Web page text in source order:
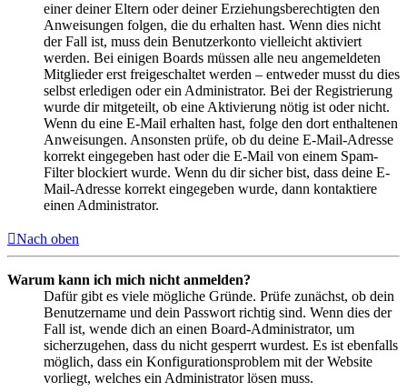
einer deiner Eltern oder deiner Erziehungsberechtigten den
Anweisungen folgen, die du erhalten hast. Wenn dies nicht
der Fall ist, muss dein Benutzerkonto vielleicht aktiviert
werden. Bei einigen Boards müssen alle neu angemeldeten
Mitglieder erst freigeschaltet werden – entweder musst du dies
selbst erledigen oder ein Administrator. Bei der Registrierung
wurde dir mitgeteilt, ob eine Aktivierung nötig ist oder nicht.
Wenn du eine E-Mail erhalten hast, folge den dort enthaltenen
Anweisungen. Ansonsten prüfe, ob du deine E-Mail-Adresse
korrekt eingegeben hast oder die E-Mail von einem Spam-
Filter blockiert wurde. Wenn du dir sicher bist, dass deine E-
Mail-Adresse korrekt eingegeben wurde, dann kontaktiere
einen Administrator.
Nach oben
Warum kann ich mich nicht anmelden?
Dafür gibt es viele mögliche Gründe. Prüfe zunächst, ob dein
Benutzername und dein Passwort richtig sind. Wenn dies der
Fall ist, wende dich an einen Board-Administrator, um
sicherzugehen, dass du nicht gesperrt wurdest. Es ist ebenfalls
möglich, dass ein Konfigurationsproblem mit der Website
vorliegt, welches ein Administrator lösen muss.